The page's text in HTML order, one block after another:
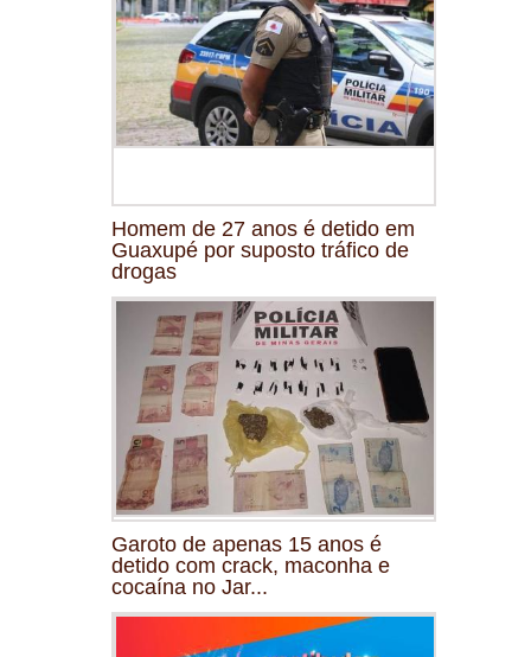
Homem de 27 anos é detido em
Guaxupé por suposto tráfico de
drogas
Garoto de apenas 15 anos é
detido com crack, maconha e
cocaína no Jar...